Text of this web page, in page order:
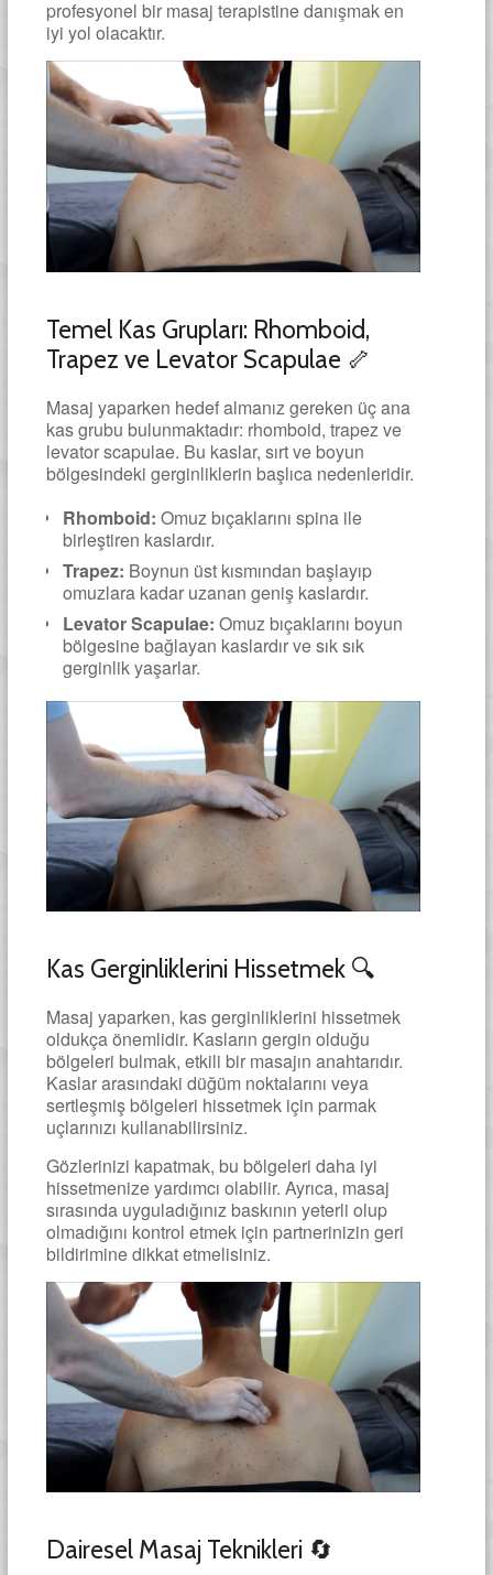
profesyonel bir masaj terapistine danışmak en
iyi yol olacaktır.
Temel Kas Grupları: Rhomboid,
Trapez ve Levator Scapulae 🦴
Masaj yaparken hedef almanız gereken üç ana
kas grubu bulunmaktadır: rhomboid, trapez ve
levator scapulae. Bu kaslar, sırt ve boyun
bölgesindeki gerginliklerin başlıca nedenleridir.
Rhomboid: Omuz bıçaklarını spina ile
birleştiren kaslardır.
Trapez: Boynun üst kısmından başlayıp
omuzlara kadar uzanan geniş kaslardır.
Levator Scapulae: Omuz bıçaklarını boyun
bölgesine bağlayan kaslardır ve sık sık
gerginlik yaşarlar.
Kas Gerginliklerini Hissetmek 🔍
Masaj yaparken, kas gerginliklerini hissetmek
oldukça önemlidir. Kasların gergin olduğu
bölgeleri bulmak, etkili bir masajın anahtarıdır.
Kaslar arasındaki düğüm noktalarını veya
sertleşmiş bölgeleri hissetmek için parmak
uçlarınızı kullanabilirsiniz.
Gözlerinizi kapatmak, bu bölgeleri daha iyi
hissetmenize yardımcı olabilir. Ayrıca, masaj
sırasında uyguladığınız baskının yeterli olup
olmadığını kontrol etmek için partnerinizin geri
bildirimine dikkat etmelisiniz.
Dairesel Masaj Teknikleri 🔄